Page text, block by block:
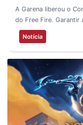
A Garena liberou o
do Free Fire. Garantir
Notícia